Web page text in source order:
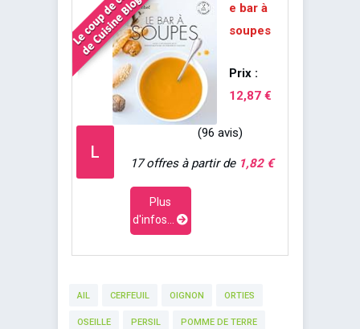
L
e bar à
soupes
Prix :
12,87 €
(96 avis)
17 offres à partir de 1,82 €
Plus
d'infos...
AIL CERFEUIL OIGNON ORTIES
OSEILLE PERSIL POMME DE TERRE